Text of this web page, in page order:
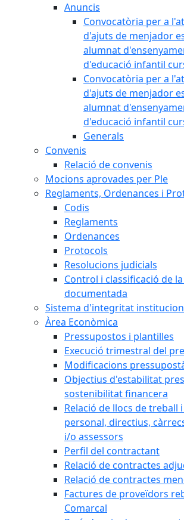
Anuncis
Convocatòria per a
d'ajuts de menjador
alumnat
d'educació infantil
Convocatòria per a
d'ajuts de menjador
alumnat
d'educació infantil
Generals
Convenis
Relació de convenis
Mocions aprovades per Ple
Reglaments, Ordenances i
Codis
Reglaments
Ordenances
Protocols
Resolucions judicials
Control i classificació de
documentada
Sistema d'integritat
Àrea Econòmica
Pressupostos i plantilles
Execució trimestral del
Modificacions
Objectius d'estabilitat
sostenibilitat financera
Relació de llocs de treball
personal, directius,
i/o assessors
Perfil del contractant
Relació de contractes
Relació de contractes
Factures de proveïdors
Comarcal